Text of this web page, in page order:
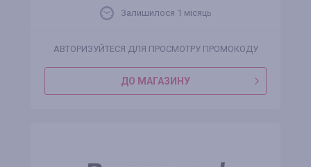
Залишилося 1 місяць
АВТОРИЗУЙТЕСЯ ДЛЯ ПРОСМОТРУ ПРОМОКОДУ
ДО МАГАЗИНУ